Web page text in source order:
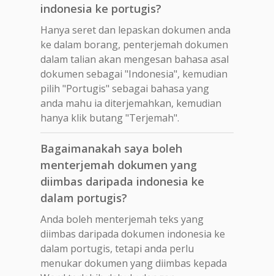
indonesia ke portugis?
Hanya seret dan lepaskan dokumen anda
ke dalam borang, penterjemah dokumen
dalam talian akan mengesan bahasa asal
dokumen sebagai "Indonesia", kemudian
pilih "Portugis" sebagai bahasa yang
anda mahu ia diterjemahkan, kemudian
hanya klik butang "Terjemah".
Bagaimanakah saya boleh
menterjemah dokumen yang
diimbas daripada indonesia ke
dalam portugis?
Anda boleh menterjemah teks yang
diimbas daripada dokumen indonesia ke
dalam portugis, tetapi anda perlu
menukar dokumen yang diimbas kepada